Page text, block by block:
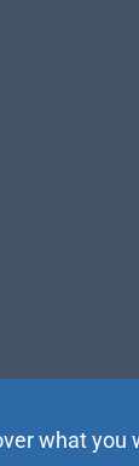
what you